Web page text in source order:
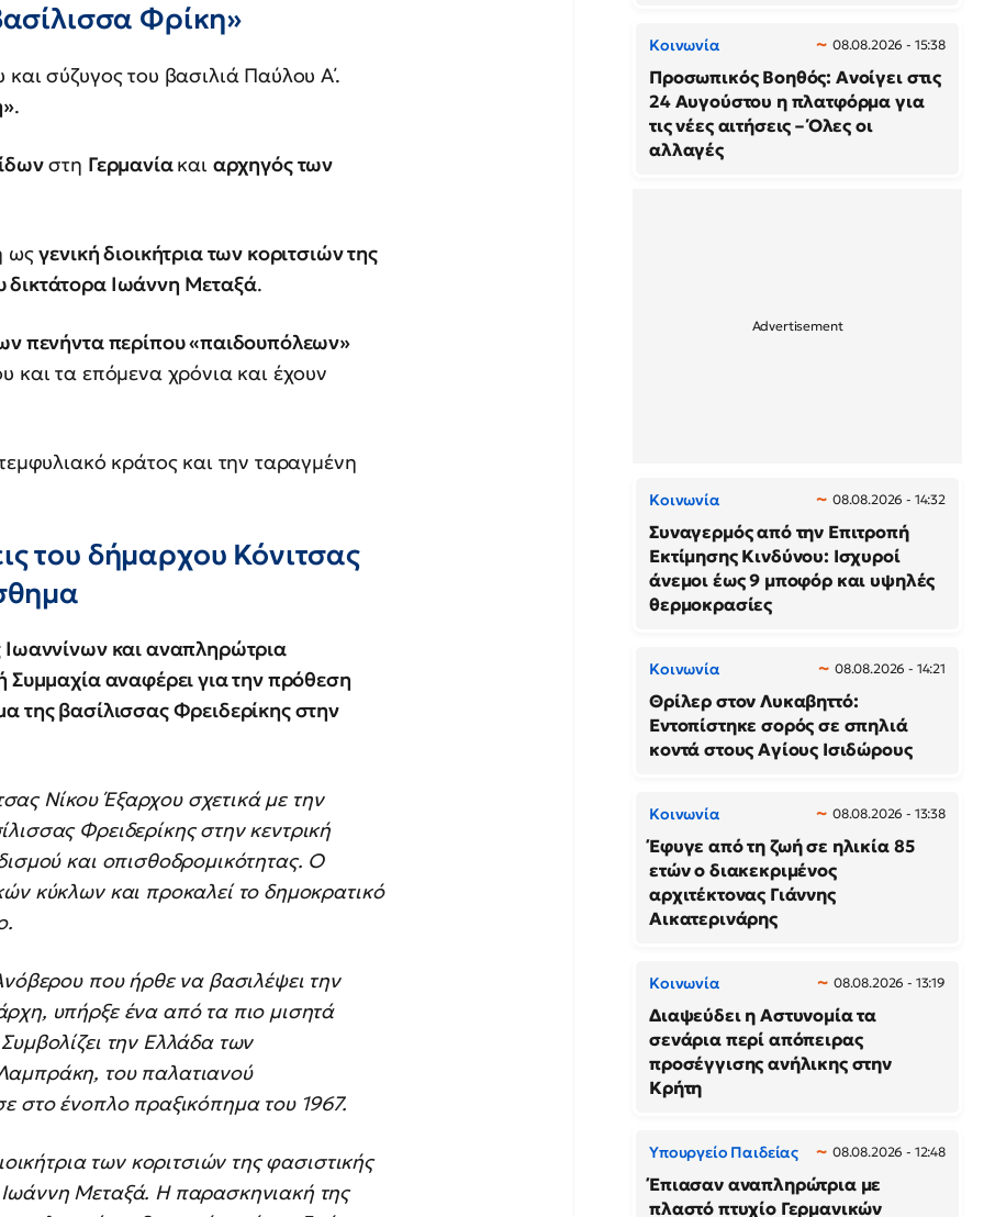
Φρίκη»
σύζυγος του βασιλιά Παύλου Α΄.
.
στη Γερμανίακαι αρχηγός των
ωςγενική διοικήτρια των κοριτσιών της
δικτάτορα Ιωάννη Μεταξά.
πενήντα περίπου «παιδουπόλεων»
και τα επόμενα χρόνια και έχουν
κράτος και την ταραγμένη
του δήμαρχου Κόνιτσας
και αναπληρώτρια
Συμμαχία αναφέρει για την πρόθεση
της βασίλισσας Φρειδερίκης στην
Νίκου Έξαρχου σχετικά με την
Φρειδερίκης στην κεντρική
και οπισθοδρομικότητας. Ο
κύκλων και προκαλεί το δημοκρατικό
που ήρθε να βασιλέψει την
υπήρξε ένα από τα πιο μισητά
την Ελλάδα των
του παλατιανού
στο ένοπλο πραξικόπημα του 1967.
των κοριτσιών της φασιστικής
Μεταξά. Η παρασκηνιακή της
Κοινωνία 08.08.2026 - 15:38
Προσωπικός Βοηθός: Ανοίγει στις
24 Αυγούστου η πλατφόρμα για
τις νέες αιτήσεις – Όλες οι
αλλαγές
Κοινωνία 08.08.2026 - 14:32
Συναγερμός από την Επιτροπή
Εκτίμησης Κινδύνου: Ισχυροί
άνεμοι έως 9 μποφόρ και υψηλές
θερμοκρασίες
Κοινωνία 08.08.2026 - 14:21
Θρίλερ στον Λυκαβηττό:
Εντοπίστηκε σορός σε σπηλιά
κοντά στους Αγίους Ισιδώρους
Κοινωνία 08.08.2026 - 13:38
Έφυγε από τη ζωή σε ηλικία 85
ετών ο διακεκριμένος
αρχιτέκτονας Γιάννης
Αικατερινάρης
Κοινωνία 08.08.2026 - 13:19
Διαψεύδει η Αστυνομία τα
σενάρια περί απόπειρας
προσέγγισης ανήλικης στην
Κρήτη
Υπουργείο Παιδείας 08.08.2026 - 12:48
Έπιασαν αναπληρώτρια με
πλαστό πτυχίο Γερμανικών